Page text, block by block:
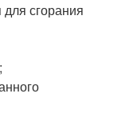
сгорания